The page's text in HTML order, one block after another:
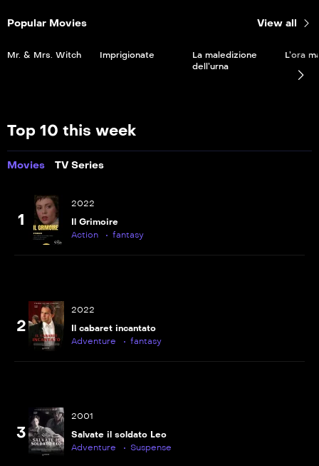
Top 10 this week
Movies TV Series
1
2022
Il Grimoire
Action
fantasy
2
2022
Il cabaret incantato
Adventure
fantasy
3
2001
Salvate il soldato Leo
Adventure
Suspense
Popular Movies View all
Mr. & Mrs. Witch Imprigionate
La maledizione
dell’urna
L’ora